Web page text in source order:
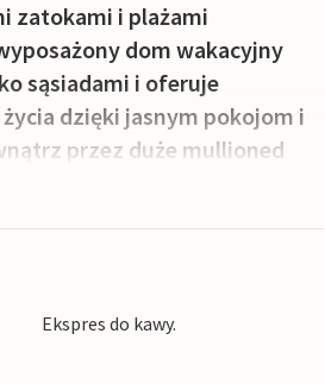
zatokami i plażami
dom wakacyjny
sąsiadami i oferuje
dzięki jasnym pokojom i
przez duże mullioned
cieniu z książką. Mieszkasz
i możesz w pełni
Ekspres do kawy.